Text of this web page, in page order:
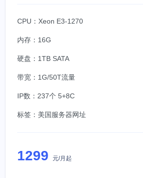
CPU：Xeon E3-1270
内存：16G
硬盘：1TB SATA
带宽：1G/50T流量
IP数：237个 5+8C
标签： 美国服务器网址
1299 元/月起